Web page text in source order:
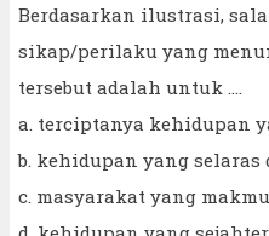
Berdasarkan ilustrasi,
sikap/perilaku yang
tersebut adalah untuk ....
a. terciptanya kehidupan
b. kehidupan yang selaras
c. masyarakat yang